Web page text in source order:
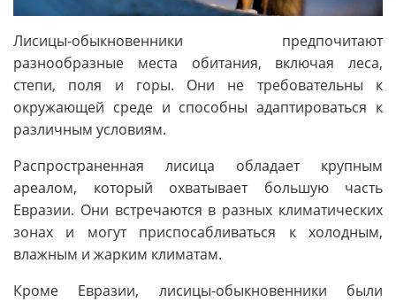
Лисицы-обыкновенники предпочитают
разнообразные места обитания, включая леса,
степи, поля и горы. Они не требовательны к
окружающей среде и способны адаптироваться к
различным условиям.
Распространенная лисица обладает крупным
ареалом, который охватывает большую часть
Евразии. Они встречаются в разных климатических
зонах и могут приспосабливаться к холодным,
влажным и жарким климатам.
Кроме Евразии, лисицы-обыкновенники были